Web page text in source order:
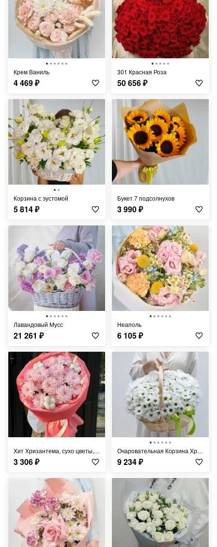
Крем Ваниль
4 469₽
301 Красная Роза
50 656₽
Корзина с эустомой
5 814₽
Букет 7 подсолнухов
3 990₽
Лавандовый Мусс
21 261 ₽
Неаполь
6 105₽
Хит Хризантема, сухо цветы, хлопок букет
3 306₽
Очаровательная Корзина Хризантем
9 234₽